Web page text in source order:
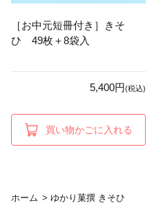
［お中元短冊付き］きそ
ひ 49枚＋8袋入
5,400円(税込)
買い物かごに入れる
ホーム > ゆかり菓撰 きそひ